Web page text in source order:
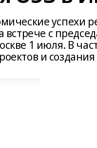
успехи
встрече с
1 июля. В
и